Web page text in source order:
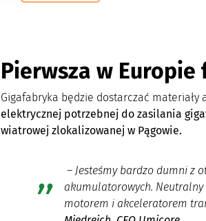
Pierwsza w
Gigafabryka będzie dostarczać
elektrycznej potrzebnej do zasilania
wiatrowej zlokalizowanej w Pągowie.
– Jesteśmy bardzo dumni z
akumulatorowych.
motorem i akceleratorem